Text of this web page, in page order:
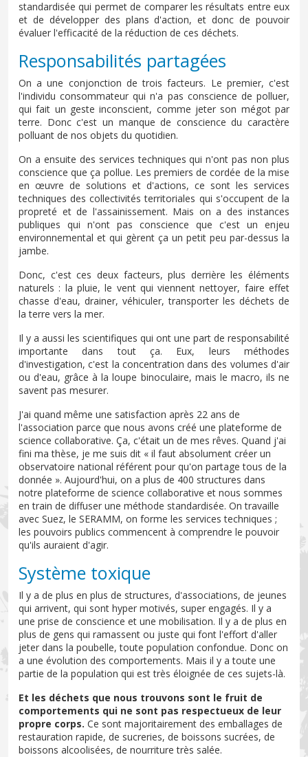
standardisée qui permet de comparer les résultats entre eux
et de développer des plans d'action, et donc de pouvoir
évaluer l'efficacité de la réduction de ces déchets.
Responsabilités partagées
On a une conjonction de trois facteurs. Le premier, c'est
l'individu consommateur qui n'a pas conscience de polluer,
qui fait un geste inconscient, comme jeter son mégot par
terre. Donc c'est un manque de conscience du caractère
polluant de nos objets du quotidien.
On a ensuite des services techniques qui n'ont pas non plus
conscience que ça pollue. Les premiers de cordée de la mise
en œuvre de solutions et d'actions, ce sont les services
techniques des collectivités territoriales qui s'occupent de la
propreté et de l'assainissement. Mais on a des instances
publiques qui n'ont pas conscience que c'est un enjeu
environnemental et qui gèrent ça un petit peu par-dessus la
jambe.
Donc, c'est ces deux facteurs, plus derrière les éléments
naturels : la pluie, le vent qui viennent nettoyer, faire effet
chasse d'eau, drainer, véhiculer, transporter les déchets de
la terre vers la mer.
Il y a aussi les scientifiques qui ont une part de responsabilité
importante dans tout ça. Eux, leurs méthodes
d'investigation, c'est la concentration dans des volumes d'air
ou d'eau, grâce à la loupe binoculaire, mais le macro, ils ne
savent pas mesurer.
J'ai quand même une satisfaction après 22 ans de
l'association parce que nous avons créé une plateforme de
science collaborative. Ça, c'était un de mes rêves. Quand j'ai
fini ma thèse, je me suis dit « il faut absolument créer un
observatoire national référent pour qu'on partage tous de la
donnée ». Aujourd'hui, on a plus de 400 structures dans
notre plateforme de science collaborative et nous sommes
en train de diffuser une méthode standardisée. On travaille
avec Suez, le SERAMM, on forme les services techniques ;
les pouvoirs publics commencent à comprendre le pouvoir
qu'ils auraient d'agir.
Système toxique
Il y a de plus en plus de structures, d'associations, de jeunes
qui arrivent, qui sont hyper motivés, super engagés. Il y a
une prise de conscience et une mobilisation. Il y a de plus en
plus de gens qui ramassent ou juste qui font l'effort d'aller
jeter dans la poubelle, toute population confondue. Donc on
a une évolution des comportements. Mais il y a toute une
partie de la population qui est très éloignée de ces sujets-là.
Et les déchets que nous trouvons sont le fruit de
comportements qui ne sont pas respectueux de leur
propre corps. Ce sont majoritairement des emballages de
restauration rapide, de sucreries, de boissons sucrées, de
boissons alcoolisées, de nourriture très salée.